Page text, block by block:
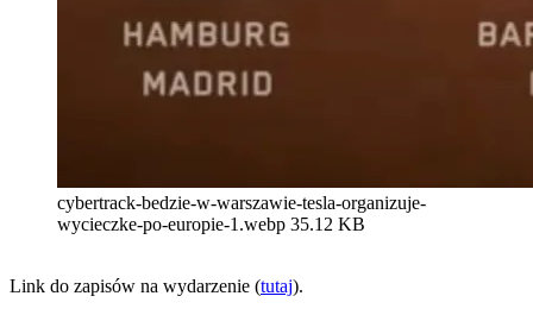
cybertrack-bedzie-w-warszawie-tesla-organizuje-
wycieczke-po-europie-1.webp 35.12 KB
Link do zapisów na wydarzenie (tutaj).